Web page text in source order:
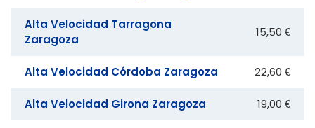
Alta Velocidad Tarragona
Zaragoza
15,50 €
Alta Velocidad Córdoba Zaragoza 22,60 €
Alta Velocidad Girona Zaragoza 19,00 €